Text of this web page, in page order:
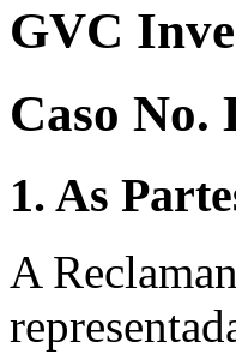
GVC
Caso No.
1. As
A